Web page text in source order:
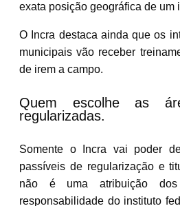
exata posição geográfica de um
O Incra destaca ainda que os
municipais vão receber
de irem a campo.
Quem escolhe as
regularizadas.
Somente o Incra vai poder
passíveis de regularização e
não é uma atribuição
responsabilidade do instituto